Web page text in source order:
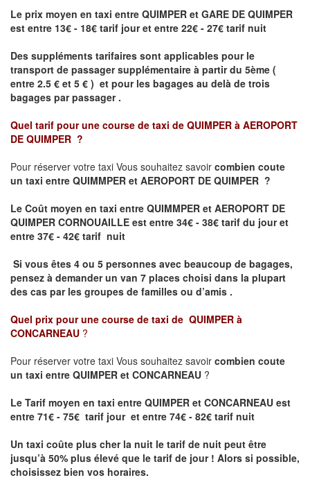
Le prix moyen en taxi entre QUIMPER et GARE DE QUIMPER
est entre 13€ - 18€ tarif jour et entre 22€ - 27€ tarif nuit
Des suppléments tarifaires sont applicables pour le
transport de passager supplémentaire à partir du 5ème (
entre 2.5 € et 5 € ) et pour les bagages au delà de trois
bagages par passager .
Quel tarif pour une course de taxi de QUIMPER à AEROPORT
DE QUIMPER ?
Pour réserver votre taxi Vous souhaitez savoir combien coute
un taxi entre QUIMMPER et AEROPORT DE QUIMPER ?
Le Coût moyen en taxi entre QUIMMPER et AEROPORT DE
QUIMPER CORNOUAILLE est entre 34€ - 38€ tarif du jour et
entre 37€ - 42€ tarif nuit
Si vous êtes 4 ou 5 personnes avec beaucoup de bagages,
pensez à demander un van 7 places choisi dans la plupart
des cas par les groupes de familles ou d’amis .
Quel prix pour une course de taxi de QUIMPER à
CONCARNEAU ?
Pour réserver votre taxi Vous souhaitez savoir combien coute
un taxi entre QUIMPER et CONCARNEAU ?
Le Tarif moyen en taxi entre QUIMPER et CONCARNEAU est
entre 71€ - 75€ tarif jour et entre 74€ - 82€ tarif nuit
Un taxi coûte plus cher la nuit le tarif de nuit peut être
jusqu’à 50% plus élevé que le tarif de jour ! Alors si possible,
choisissez bien vos horaires.